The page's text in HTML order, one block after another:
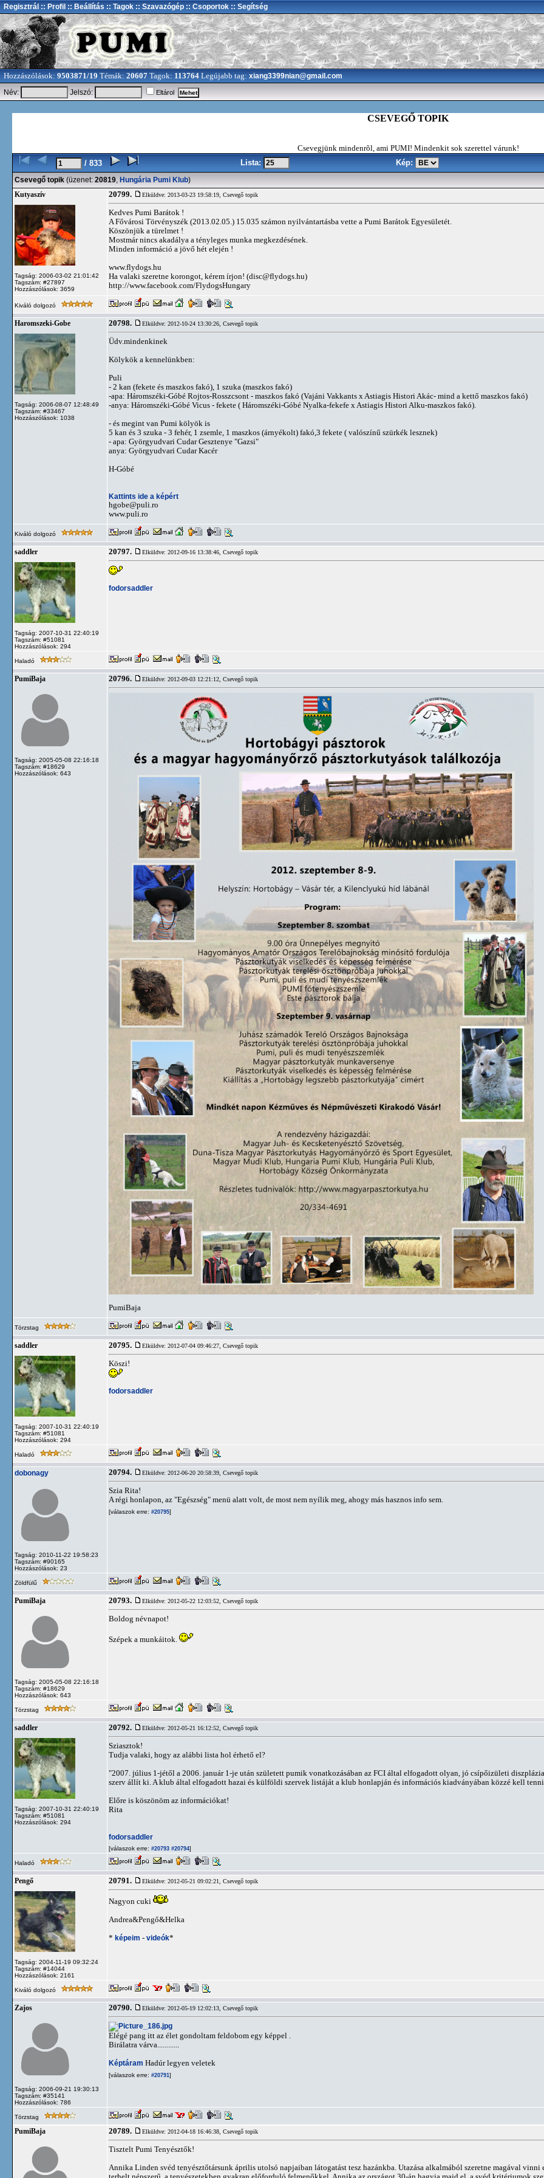
Regisztrál :: Profil :: Beállítás :: Tagok :: Szavazógép :: Csoportok :: Segítség
Hozzászólások: 9503871/19 Témák: 20607 Tagok: 113764 Legújabb tag: xiang3399nian@gmail.com
Név:
Jelszó: Eltárol
CSEVEGŐ TOPIK
Csevegjünk mindenrõl, ami PUMI! Mindenkit sok szerettel várunk!
/ 833
Lista: Kép:
Csevegő topik (üzenet: 20819, Hungária Pumi Klub)
Kutyaszív
Tagság: 2006-03-02 21:01:42
Tagszám: #27897
Hozzászólások: 3659
20799. Elküldve: 2013-03-23 19:58:19, Csevegő topik
Kedves Pumi Barátok !
A Fővárosi Törvényszék (2013.02.05.) 15.035 számon nyilvántartásba vette a Pumi Barátok Egyesületét.
Köszönjük a türelmet !
Mostmár nincs akadálya a tényleges munka megkezdésének.
Minden információ a jövő hét elején !
www.flydogs.hu
Ha valaki szeretne korongot, kérem írjon! (disc@flydogs.hu)
http://www.facebook.com/FlydogsHungary
Kiváló dolgozó
Haromszeki-Gobe
Tagság: 2006-08-07 12:48:49
Tagszám: #33467
Hozzászólások: 1038
20798. Elküldve: 2012-10-24 13:30:26, Csevegő topik
Üdv.mindenkinek
Kölykök a kennelünkben:
Puli
- 2 kan (fekete és maszkos fakó), 1 szuka (maszkos fakó)
-apa: Háromszéki-Góbé Rojtos-Rosszcsont - maszkos fakó (Vajáni Vakkants x Astiagis Histori Akác- mind a kettő maszkos fakó)
-anya: Háromszéki-Góbé Vicus - fekete ( Háromszéki-Góbé Nyalka-fekefe x Astiagis Histori Alku-maszkos fakó).
- és megint van Pumi kölyök is
5 kan és 3 szuka - 3 fehér, 1 zsemle, 1 maszkos (árnyékolt) fakó,3 fekete ( valószínű szürkék lesznek)
- apa: Györgyudvari Cudar Gesztenye "Gazsi"
anya: Györgyudvari Cudar Kacér
H-Góbé
Kattints ide a képért
hgobe@puli.ro
www.puli.ro
Kiváló dolgozó
saddler
Tagság: 2007-10-31 22:40:19
Tagszám: #51081
Hozzászólások: 294
20797. Elküldve: 2012-09-16 13:38:46, Csevegő topik
fodorsaddler
Haladó
PumiBaja
Tagság: 2005-05-08 22:16:18
Tagszám: #18629
Hozzászólások: 643
20796. Elküldve: 2012-09-03 12:21:12, Csevegő topik
PumiBaja
Törzstag
saddler
Tagság: 2007-10-31 22:40:19
Tagszám: #51081
Hozzászólások: 294
20795. Elküldve: 2012-07-04 09:46:27, Csevegő topik
Köszi!
fodorsaddler
Haladó
dobonagy
Tagság: 2010-11-22 19:58:23
Tagszám: #90165
Hozzászólások: 23
20794. Elküldve: 2012-06-20 20:58:39, Csevegő topik
Szia Rita!
A régi honlapon, az "Egészség" menü alatt volt, de most nem nyílik meg, ahogy más hasznos info sem.
[válaszok erre: #20795]
Zöldfülű
PumiBaja
Tagság: 2005-05-08 22:16:18
Tagszám: #18629
Hozzászólások: 643
20793. Elküldve: 2012-05-22 12:03:52, Csevegő topik
Boldog névnapot!
Szépek a munkáitok.
Törzstag
saddler
Tagság: 2007-10-31 22:40:19
Tagszám: #51081
Hozzászólások: 294
20792. Elküldve: 2012-05-21 16:12:52, Csevegő topik
Sziasztok!
Tudja valaki, hogy az alábbi lista hol érhető el?
"2007. július 1-jétől a 2006. január 1-je után született pumik vonatkozásában az FCI által elfogadott olyan, jó csípőizületi
szerv állít ki. A klub által elfogadott hazai és külföldi szervek listáját a klub honlapján és információs kiadványában közzé kell
Előre is köszönöm az információkat!
Rita
fodorsaddler
[válaszok erre: #20793 #20794]
Haladó
Pengő
Tagság: 2004-11-19 09:32:24
Tagszám: #14044
Hozzászólások: 2161
20791. Elküldve: 2012-05-21 09:02:21, Csevegő topik
Nagyon cuki
Andrea&Pengő&Helka
* képeim - videók*
Kiváló dolgozó
Zajos
Tagság: 2006-09-21 19:30:13
Tagszám: #35141
Hozzászólások: 786
20790. Elküldve: 2012-05-19 12:02:13, Csevegő topik
Elégé pang itt az élet gondoltam feldobom egy képpel .
Birálatra várva............
Képtáram Hadúr legyen veletek
[válaszok erre: #20791]
Törzstag
PumiBaja 20789. Elküldve: 2012-04-18 16:46:38, Csevegő topik
Tisztelt Pumi Tenyésztők!
Annika Linden svéd tenyésztőtársunk április utolsó napjaiban látogatást tesz hazánkba. Utazása alkalmából szeretne magával